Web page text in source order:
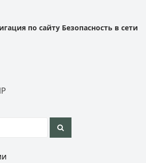
по сайту Безопасность в сети